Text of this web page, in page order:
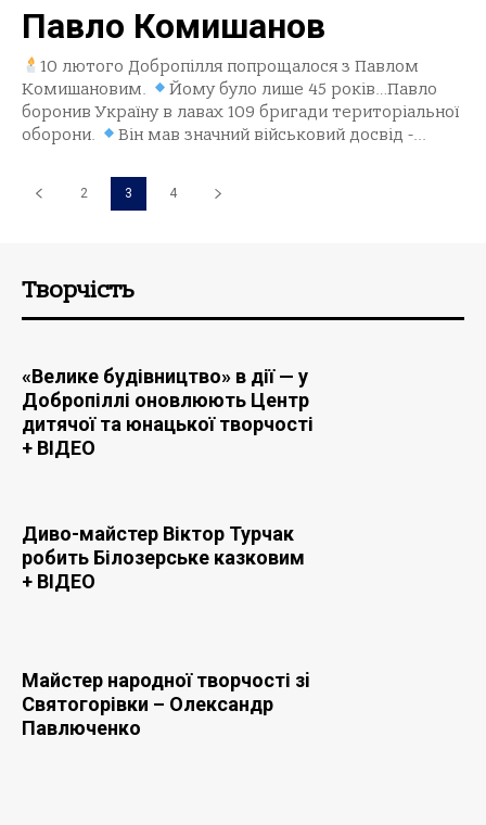
Павло Комишанов
10 лютого Добропілля попрощалося з Павлом
Комишановим.
Йому було лише 45 років…Павло
боронив Україну в лавах 109 бригади територіальної
оборони.
Він мав значний військовий досвід -...
2 3 4
Творчість
«Велике будівництво» в дії — у
Добропіллі оновлюють Центр
дитячої та юнацької творчості
+ ВIДЕО
Диво-майстер Віктор Турчак
робить Білозерське казковим
+ ВIДЕО
Майстер народної творчості зi
Святогорівки – Олександр
Павлюченко